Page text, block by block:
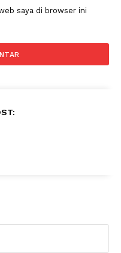
saya di browser ini